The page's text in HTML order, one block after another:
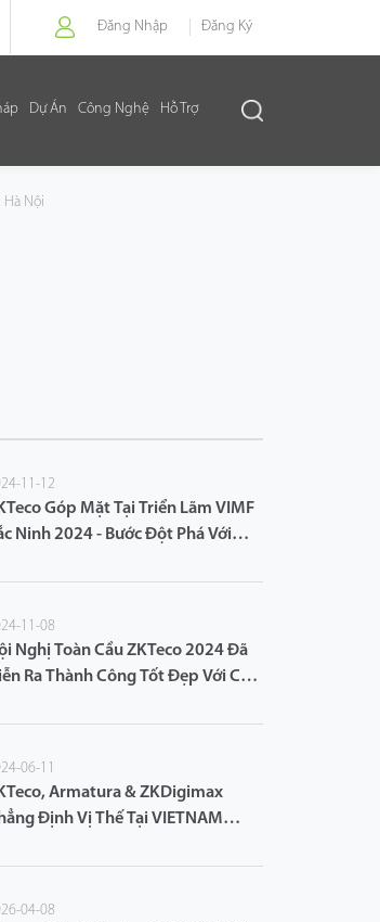
Đăng Nhập Đăng Ký
Dự Án Công Nghệ
Hỗ Trợ
Nội
11-12
Góp Mặt Tại Triển Lãm VIMF
Ninh 2024 - Bước Đột Phá Với
11-08
Nghị Toàn Cầu ZKTeco 2024 Đã
Ra Thành Công Tốt Đẹp Với Chủ
Lai"
06-11
Armatura & ZKDigimax
Định Vị Thế Tại VIETNAM
04-08